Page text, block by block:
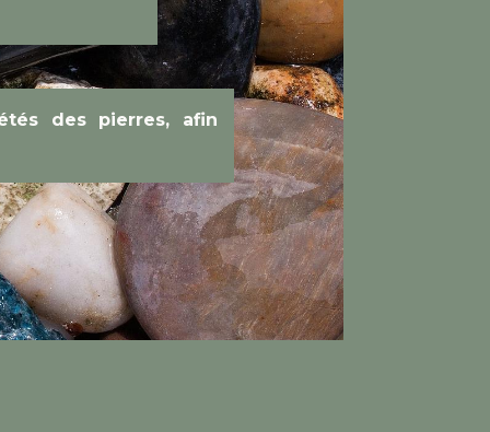
des pierres, afin